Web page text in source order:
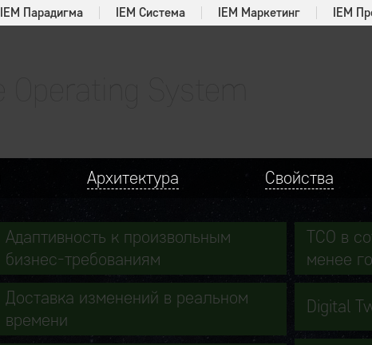
IEM Парадигма IEM Система IEM Маркетинг IEM
Архитектура Свойства
Адаптивность к произвольным
бизнес-требованиям
Доставка изменений в реальном
времени
TCO в
менее
Digital